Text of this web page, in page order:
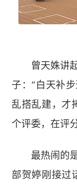
曾天姝讲起
子：“白天补
乱搭乱建，才
个评委，在评
最热闹的是
部贺婷刚接过